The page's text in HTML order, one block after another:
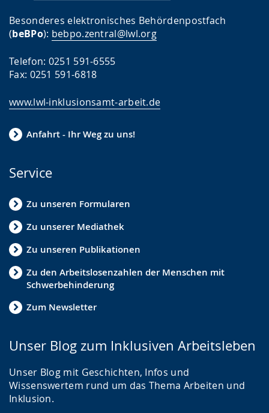
Besonderes elektronisches Behördenpostfach
(beBPo): bebpo.zentral@lwl.org
Telefon: 0251 591-6555
Fax: 0251 591-6818
www.lwl-inklusionsamt-arbeit.de
Anfahrt - Ihr Weg zu uns!
Service
Zu unseren Formularen
Zu unserer Mediathek
Zu unseren Publikationen
Zu den Arbeitslosenzahlen der Menschen mit
Schwerbehinderung
Zum Newsletter
Unser Blog zum Inklusiven Arbeitsleben
Unser Blog mit Geschichten, Infos und
Wissenswertem rund um das Thema Arbeiten und
Inklusion.